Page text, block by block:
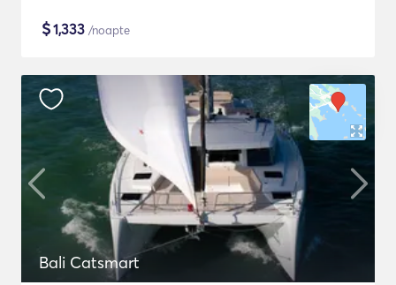
$1,333 /noapte
Bali Catsmart